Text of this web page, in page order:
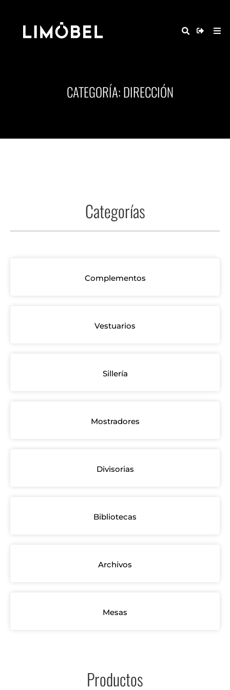
CATEGORÍA: DIRECCIÓN
Categorías
Complementos
Vestuarios
Sillería
Mostradores
Divisorias
Bibliotecas
Archivos
Mesas
Productos